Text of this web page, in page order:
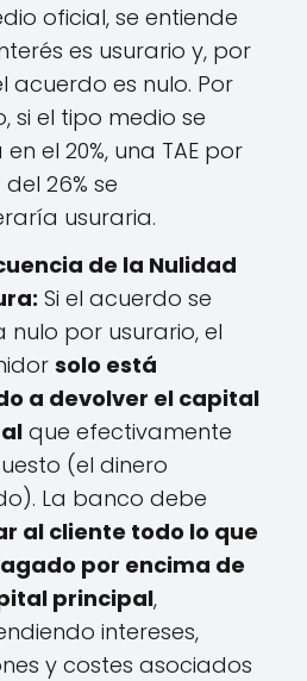
oficial, se entiende
es usurario y, por
acuerdo es nulo. Por
si el tipo medio se
el 20%, una TAE por
26% se
usuraria.
de la Nulidad
Si el acuerdo se
nulo por usurario, el
solo está
a devolver el capital
que efectivamente
(el dinero
La banco debe
al cliente todo lo que
por encima de
principal,
intereses,
y costes asociados